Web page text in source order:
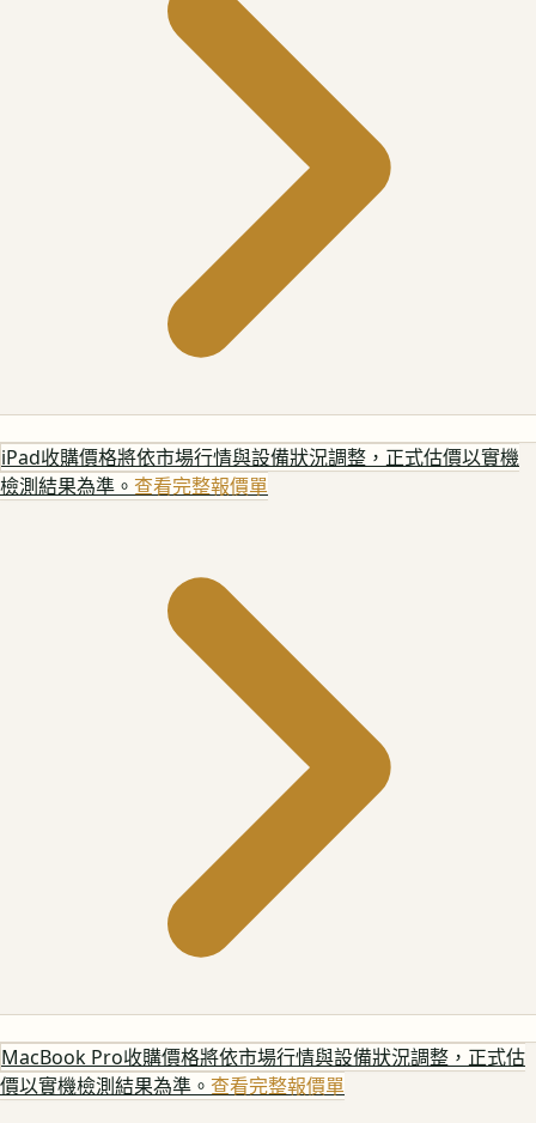
iPad收購價格將依市場行情與設備狀況調整，正式估價以實機
檢測結果為準。 查看完整報價單
MacBook Pro收購價格將依市場行情與設備狀況調整，正式估
價以實機檢測結果為準。 查看完整報價單